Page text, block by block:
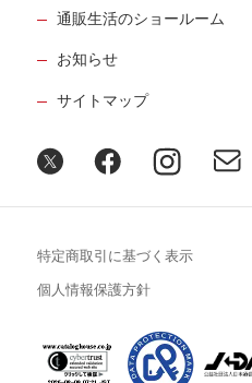
通販生活のショールーム
お知らせ
サイトマップ
特定商取引に基づく表示
個人情報保護方針